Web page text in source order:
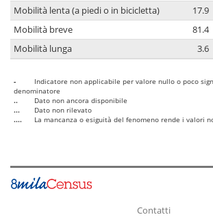
Mobilità lenta (a piedi o in bicicletta) 17.9
Mobilità breve
81.4
Mobilità lunga
3.6
-
Indicatore non applicabile per valore nullo o poco
denominatore
..
Dato non ancora disponibile
...
Dato non rilevato
....
La mancanza o esiguità del fenomeno rende i valori
Contatti